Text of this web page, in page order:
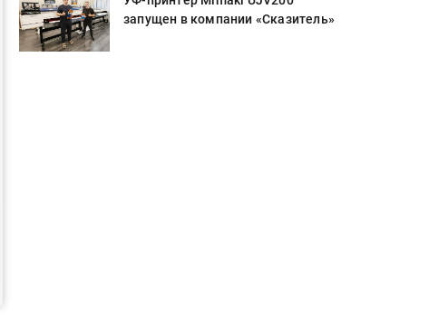
запущен в компании «Сказитель»